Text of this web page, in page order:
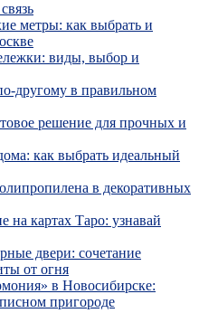
метры: как выбрать и
виды, выбор и
в правильном
решение для прочных и
как выбрать идеальный
в декоративных
на картах Таро: узнавай
двери: сочетание
от огня
в Новосибирске:
пригороде